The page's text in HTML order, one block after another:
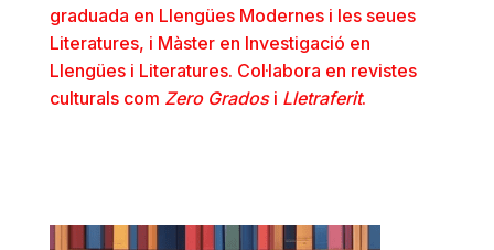
graduada en Llengües Modernes i les seues
Literatures, i Màster en Investigació en
Llengües i Literatures. Col·labora en revistes
culturals com Zero Gradosi Lletraferit.